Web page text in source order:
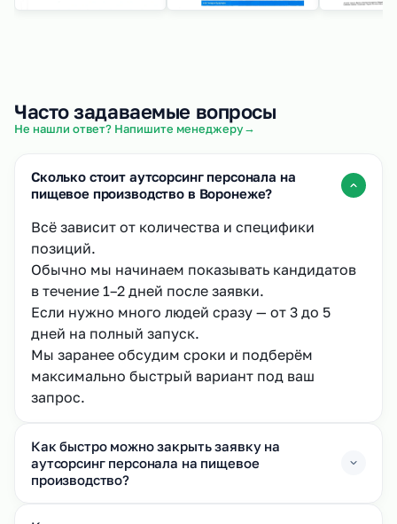
Часто задаваемые вопросы
Не нашли ответ? Напишите менеджеру→
Сколько стоит аутсорсинг персонала на
пищевое производство в Воронеже?
Всё зависит от количества и специфики
позиций.
Обычно мы начинаем показывать кандидатов
в течение 1–2 дней после заявки.
Если нужно много людей сразу — от 3 до 5
дней на полный запуск.
Мы заранее обсудим сроки и подберём
максимально быстрый вариант под ваш
запрос.
Как быстро можно закрыть заявку на
аутсорсинг персонала на пищевое
производство?